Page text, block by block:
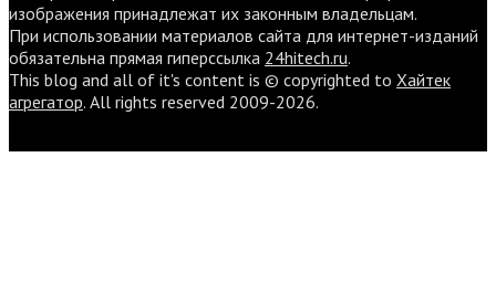
изображения принадлежат их законным владельцам.
При использовании материалов сайта для интернет-изданий
обязательна прямая гиперссылка 24hitech.ru.
This blog and all of it's content is © copyrighted to Хайтек
агрегатор. All rights reserved 2009-2026.